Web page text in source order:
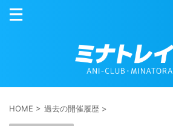
HOME > 過去の開催履歴 >